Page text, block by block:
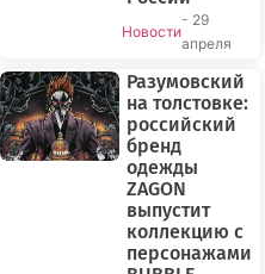
Новости
- 29
апреля
Разумовский
на толстовке:
российский
бренд
одежды
ZAGON
выпустит
коллекцию с
персонажами